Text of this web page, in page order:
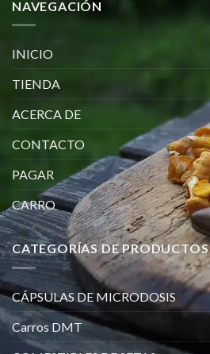
NAVEGACIÓN
INICIO
TIENDA
ACERCA DE
CONTACTO
PAGAR
CARRO
CATEGORÍAS DE PRODUCTOS
CÁPSULAS DE MICRODOSIS
Carros DMT